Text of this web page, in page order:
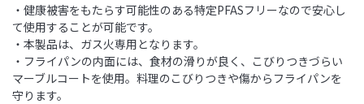
・健康被害をもたらす可能性のある特定PFASフリーなので安心し
て使用することが可能です。
・本製品は、ガス火専用となります。
・フライパンの内面には、食材の滑りが良く、こびりつきづらい
マーブルコートを使用。料理のこびりつきや傷からフライパンを
守ります。